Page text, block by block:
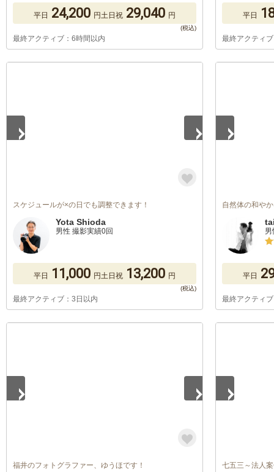
平日 24,200 円土日祝 29,040 円
最終アクティブ：6時間以内
平日
最終アクティ
スケジュールが×の日でも調整できます！
Yota Shioda
男性 撮影実績0回
平日 11,000 円土日祝 13,200 円
最終アクティブ：3日以内
自然体の和や
平日
最終アクティ
福井のフォトグラファー、ゆうほです！ 七五三～法人